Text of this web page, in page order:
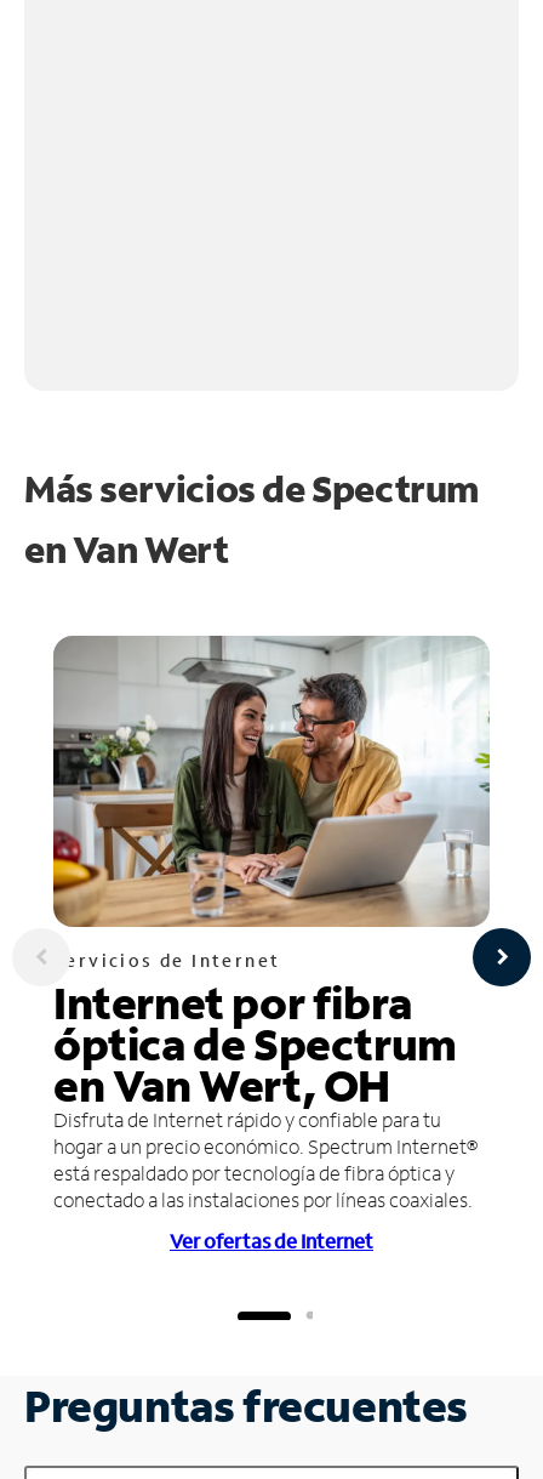
Más servicios de Spectrum
enVan Wert
Servicios de Internet
Internet por fibra
óptica de Spectrum
en Van Wert, OH
Disfruta de Internet rápido y confiable para tu
hogar a un precio económico. Spectrum Internet®
está respaldado por tecnología de fibra óptica y
conectado a las instalaciones por líneas coaxiales.
Ver ofertas de Internet
Preguntas frecuentes